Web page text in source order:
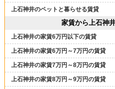
上石神井のペットと暮らせる賃貸
家賃から上石神
上石神井の家賃6万円以下の賃貸
上石神井の家賃6万円～7万円の賃貸
上石神井の家賃7万円～8万円の賃貸
上石神井の家賃8万円～9万円の賃貸